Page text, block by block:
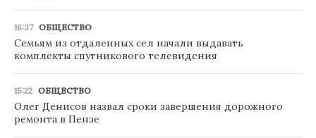
16:37 ОБЩЕСТВО
Семьям из отдаленных сел начали выдавать
комплекты спутникового телевидения
15:22 ОБЩЕСТВО
Олег Денисов назвал сроки завершения дорожного
ремонта в Пензе